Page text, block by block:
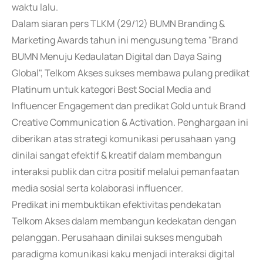
waktu lalu.
Dalam siaran pers TLKM (29/12) BUMN Branding &
Marketing Awards tahun ini mengusung tema "Brand
BUMN Menuju Kedaulatan Digital dan Daya Saing
Global", Telkom Akses sukses membawa pulang predikat
Platinum untuk kategori Best Social Media and
Influencer Engagement dan predikat Gold untuk Brand
Creative Communication & Activation. Penghargaan ini
diberikan atas strategi komunikasi perusahaan yang
dinilai sangat efektif & kreatif dalam membangun
interaksi publik dan citra positif melalui pemanfaatan
media sosial serta kolaborasi influencer.
Predikat ini membuktikan efektivitas pendekatan
Telkom Akses dalam membangun kedekatan dengan
pelanggan. Perusahaan dinilai sukses mengubah
paradigma komunikasi kaku menjadi interaksi digital